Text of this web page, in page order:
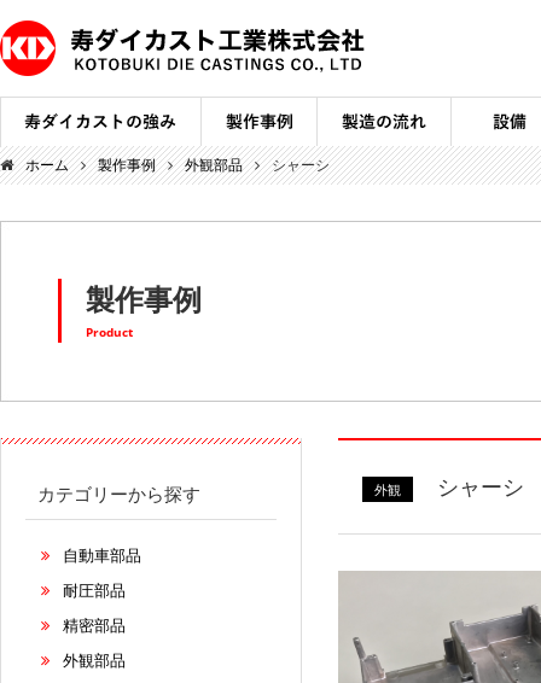
ホーム 製作事例 外観部品 シャーシ
製作事例
Product
外観 シャーシ
カテゴリーから探す
自動車部品
耐圧部品
精密部品
外観部品